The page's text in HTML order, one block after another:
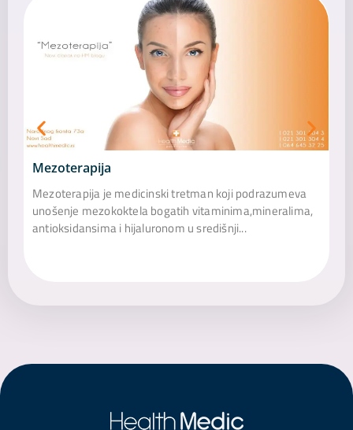
Mezoterapija
Mezoterapija je medicinski tretman koji podrazumeva
unošenje mezokoktela bogatih vitaminima,mineralima,
antioksidansima i hijaluronom u središnji...